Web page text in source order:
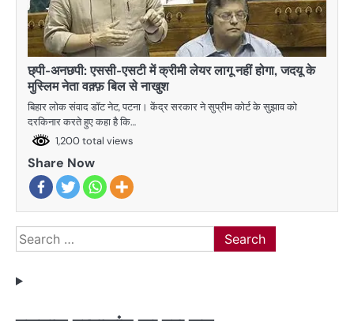
छ्पी-अनछपी: एससी-एसटी में क्रीमी लेयर लागू नहीं होगा, जदयू के
मुस्लिम नेता वक़्फ़ बिल से नाखुश
बिहार लोक संवाद डॉट नेट, पटना। केंद्र सरकार ने सुप्रीम कोर्ट के सुझाव को
दरकिनार करते हुए कहा है कि…
1,200 total views
Share Now
Search
for: